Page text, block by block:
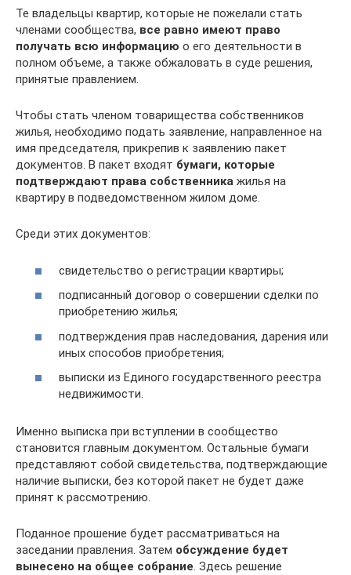
Те владельцы квартир, которые не пожелали стать
членами сообщества, все равно имеют право
получать всю информацию о его деятельности в
полном объеме, а также обжаловать в суде решения,
принятые правлением.
Чтобы стать членом товарищества собственников
жилья, необходимо подать заявление, направленное на
имя председателя, прикрепив к заявлению пакет
документов. В пакет входят бумаги, которые
подтверждают права собственника жилья на
квартиру в подведомственном жилом доме.
Среди этих документов:
свидетельство о регистрации квартиры;
подписанный договор о совершении сделки по
приобретению жилья;
подтверждения прав наследования, дарения или
иных способов приобретения;
выписки из Единого государственного реестра
недвижимости.
Именно выписка при вступлении в сообщество
становится главным документом. Остальные бумаги
представляют собой свидетельства, подтверждающие
наличие выписки, без которой пакет не будет даже
принят к рассмотрению.
Поданное прошение будет рассматриваться на
заседании правления. Затем обсуждение будет
вынесено на общее собрание. Здесь решение